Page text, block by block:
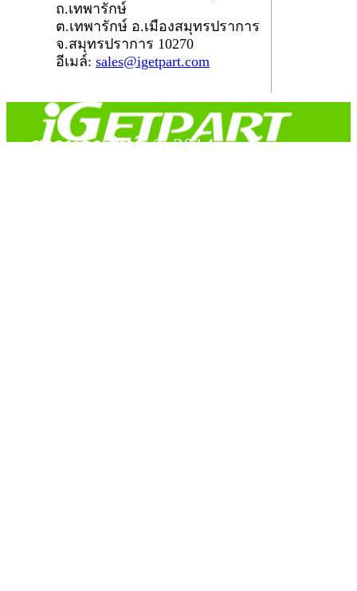
ถ.เทพารักษ์
ต.เทพารักษ์ อ.เมืองสมุทรปราการ
จ.สมุทรปราการ 10270
อีเมล์: sales@igetpart.com
สงวนลิขสิทธิ์ © 2014